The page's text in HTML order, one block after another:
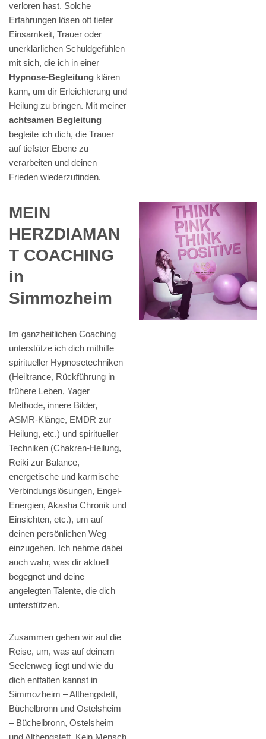
verloren hast. Solche
Erfahrungen lösen oft tiefer
Einsamkeit, Trauer oder
unerklärlichen Schuldgefühlen
mit sich, die ich in einer
Hypnose-Begleitung klären
kann, um dir Erleichterung und
Heilung zu bringen. Mit meiner
achtsamen Begleitung
begleite ich dich, die Trauer
auf tiefster Ebene zu
verarbeiten und deinen
Frieden wiederzufinden.
MEIN
HERZDIAMAN
T COACHING
in
Simmozheim
Im ganzheitlichen Coaching
unterstütze ich dich mithilfe
spiritueller Hypnosetechniken
(Heiltrance, Rückführung in
frühere Leben, Yager
Methode, innere Bilder,
ASMR-Klänge, EMDR zur
Heilung, etc.) und spiritueller
Techniken (Chakren-Heilung,
Reiki zur Balance,
energetische und karmische
Verbindungslösungen, Engel-
Energien, Akasha Chronik und
Einsichten, etc.), um auf
deinen persönlichen Weg
einzugehen. Ich nehme dabei
auch wahr, was dir aktuell
begegnet und deine
angelegten Talente, die dich
unterstützen.
Zusammen gehen wir auf die
Reise, um, was auf deinem
Seelenweg liegt und wie du
dich entfalten kannst in
Simmozheim – Althengstett,
Büchelbronn und Ostelsheim
– Büchelbronn, Ostelsheim